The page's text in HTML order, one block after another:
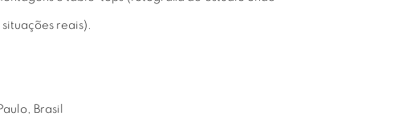
reais).
Brasil